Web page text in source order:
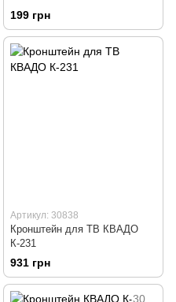
199 грн
Артикул: 30838
Кронштейн для ТВ КВАДО
К-231
931 грн